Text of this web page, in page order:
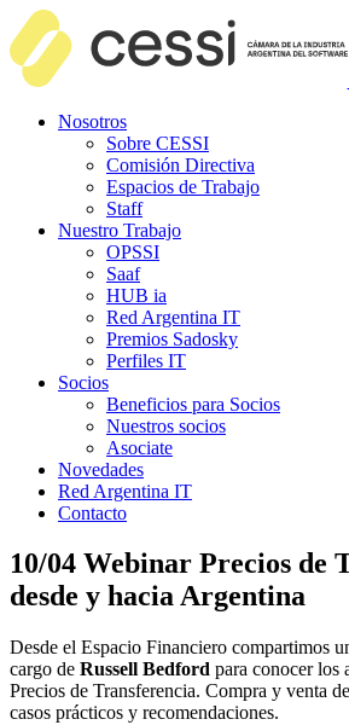
Nosotros
Sobre CESSI
Comisión Directiva
Espacios de Trabajo
Staff
Nuestro Trabajo
OPSSI
Saaf
HUB ia
Red Argentina IT
Premios Sadosky
Perfiles IT
Socios
Beneficios para Socios
Nuestros socios
Asociate
Novedades
Red Argentina IT
Contacto
10/04 Webinar Precios de
desde y hacia Argentina
Desde el Espacio Financiero compartimos
cargo de Russell Bedford para conocer los
Precios de Transferencia. Compra y venta
casos prácticos y recomendaciones.